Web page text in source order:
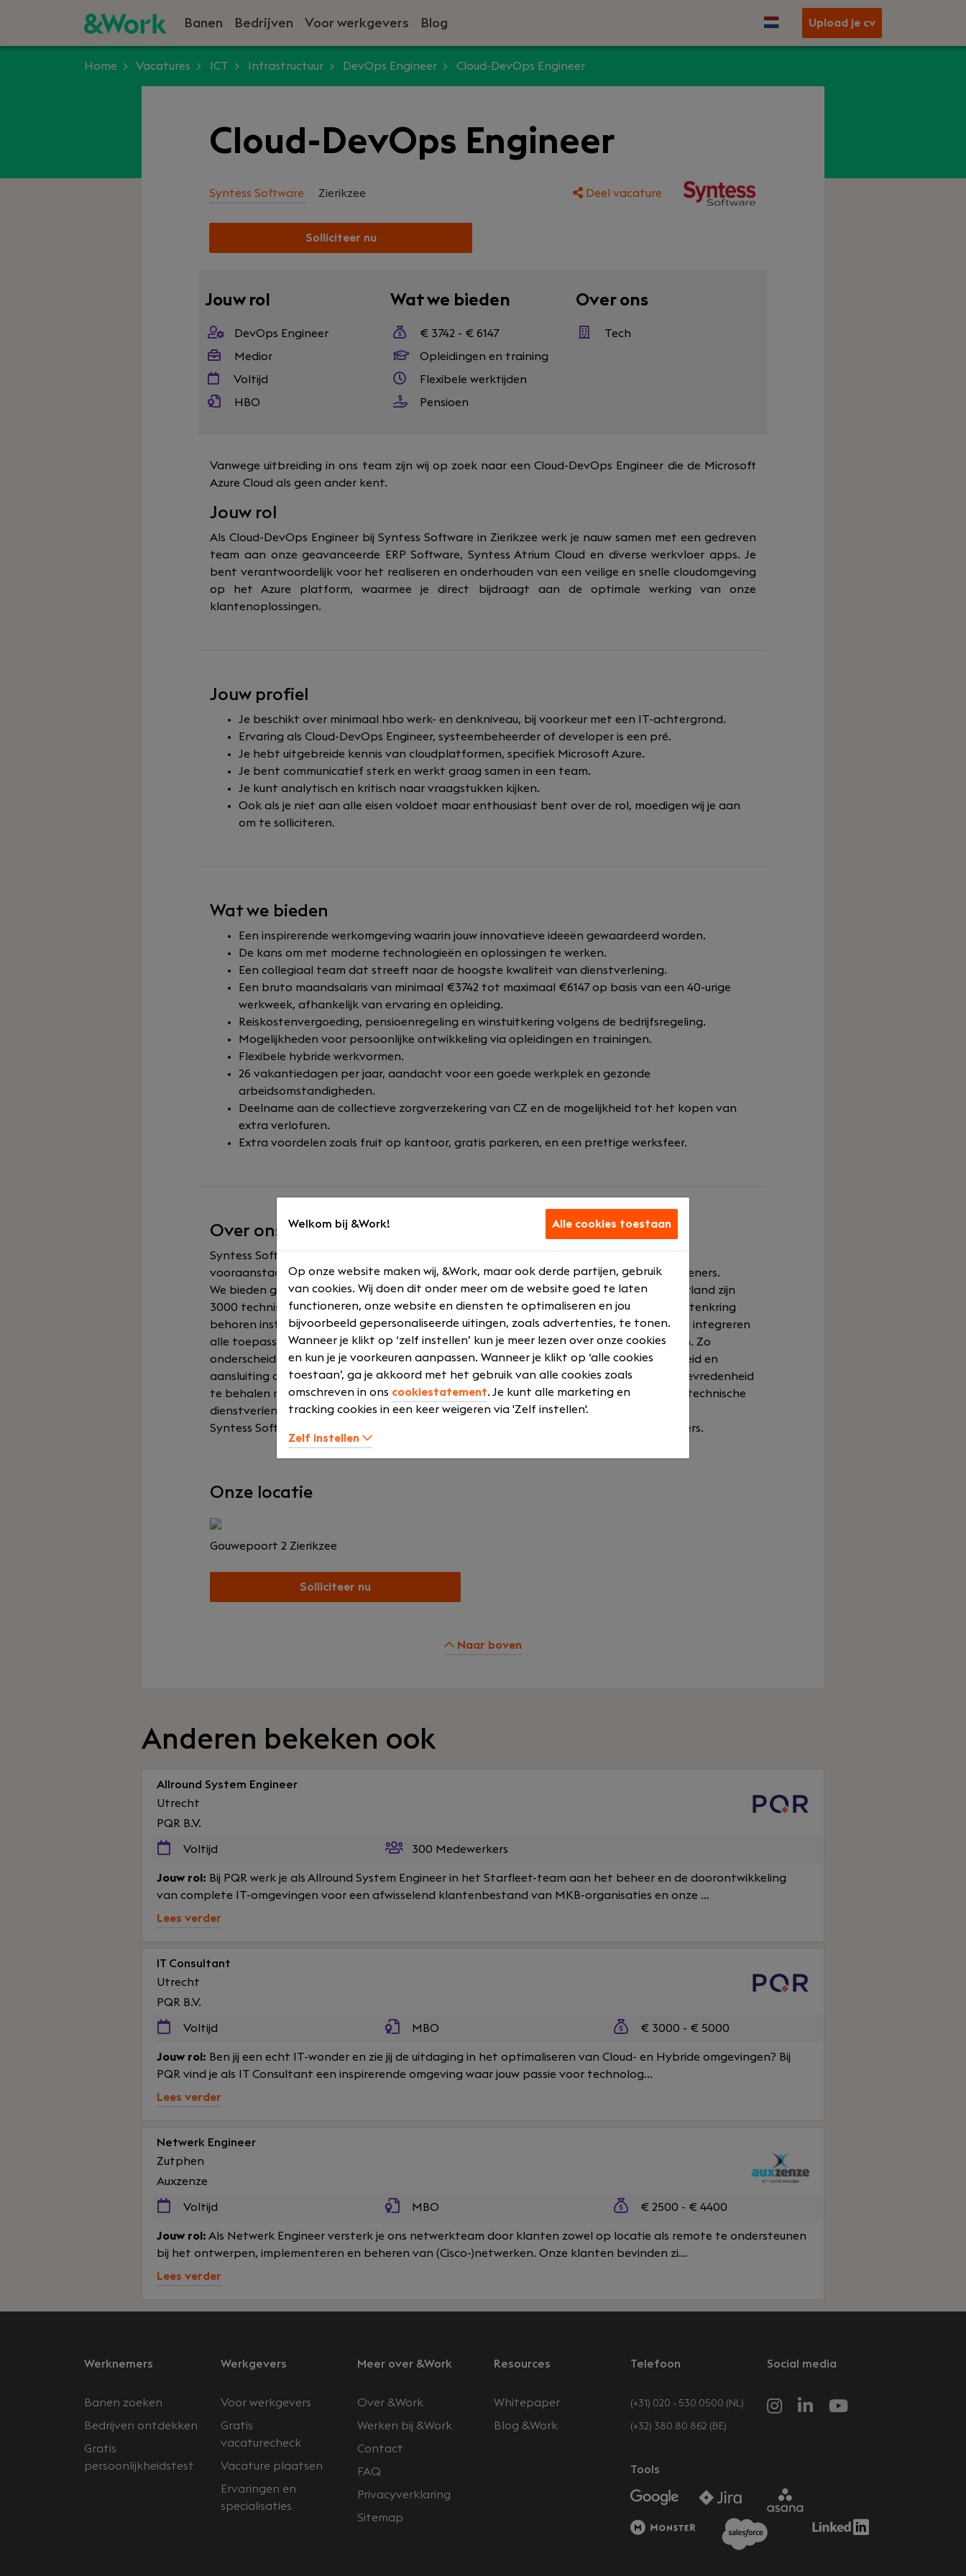
Banen Bedrijven Voor werkgevers Blog Upload je cv
Home Vacatures ICT Infrastructuur DevOps Engineer Cloud-DevOps Engineer
Cloud-DevOps Engineer
Syntess Software Zierikzee Deel vacature
Solliciteer nu
Jouw rol
DevOps Engineer
Medior
Voltijd
HBO
Wat we bieden
€ 3742 - € 6147
Opleidingen en training
Flexibele werktijden
Pensioen
Over ons
Tech
Vanwege uitbreiding in ons team zijn wij op zoek naar een Cloud-DevOps Engineer die de Microsoft
Azure Cloud als geen ander kent.
Jouw rol
Als Cloud-DevOps Engineer bij Syntess Software in Zierikzee werk je nauw samen met een gedreven
team aan onze geavanceerde ERP Software, Syntess Atrium Cloud en diverse werkvloer apps. Je
bent verantwoordelijk voor het realiseren en onderhouden van een veilige en snelle cloudomgeving
op het Azure platform, waarmee je direct bijdraagt aan de optimale werking van onze
klantenoplossingen.
Jouw profiel
Je beschikt over minimaal hbo werk- en denkniveau, bij voorkeur met een IT-achtergrond.
Ervaring als Cloud-DevOps Engineer, systeembeheerder of developer is een pré.
Je hebt uitgebreide kennis van cloudplatformen, specifiek Microsoft Azure.
Je bent communicatief sterk en werkt graag samen in een team.
Je kunt analytisch en kritisch naar vraagstukken kijken.
Ook als je niet aan alle eisen voldoet maar enthousiast bent over de rol, moedigen wij je aan
om te solliciteren.
Wat we bieden
Een inspirerende werkomgeving waarin jouw innovatieve ideeën gewaardeerd worden.
De kans om met moderne technologieën en oplossingen te werken.
Een collegiaal team dat streeft naar de hoogste kwaliteit van dienstverlening.
Een bruto maandsalaris van minimaal €3742 tot maximaal €6147 op basis van een 40-urige
werkweek, afhankelijk van ervaring en opleiding.
Reiskostenvergoeding, pensioenregeling en winstuitkering volgens de bedrijfsregeling.
Mogelijkheden voor persoonlijke ontwikkeling via opleidingen en trainingen.
Flexibele hybride werkvormen.
26 vakantiedagen per jaar, aandacht voor een goede werkplek en gezonde
arbeidsomstandigheden.
Deelname aan de collectieve zorgverzekering van CZ en de mogelijkheid tot het kopen van
extra verlofuren.
Extra voordelen zoals fruit op kantoor, gratis parkeren, en een prettige werksfeer.
Over ons
Syntess Software is producent van ERP- en mobiele software en speelt al 27 jaar een
vooraanstaande rol wanneer het gaat om de automatisering van technische dienstverleners.
We bieden geïntegreerde software voor kleine, middelgrote en grote bedrijven. In Nederland zijn
3000 technische dienstverleners werkzaam met onze softwareproducten. Tot onze klantenkring
behoren installatiebedrijven, bedrijven uit de (af) bouwsector en nautische bedrijven. We integreren
alle toepassingen, van artikelbeheer tot en met financiële administratie, in één systeem. Zo
onderscheiden onze producten zich door hun eenvoud, transparantie, branchegerichtheid en
aansluiting op de praktijk. Onze doelstelling is dan ook om de hoogste mate van klanttevredenheid
te behalen met de beste logistieke en administratieve software voor bouwbedrijven en technische
dienstverleners.
Syntess Software heeft vestigingen in Zierikzee en Gorinchem met totaal 110 medewerkers.
Onze locatie
Gouwepoort 2 Zierikzee
Solliciteer nu
Naar boven
Anderen bekeken ook
Allround System Engineer
Utrecht
PQR B.V.
Voltijd 300 Medewerkers
Jouw rol: Bij PQR werk je als Allround System Engineer in het Starfleet-team aan het beheer en de doorontwikkeling
van complete IT-omgevingen voor een afwisselend klantenbestand van MKB-organisaties en onze ...
Lees verder
IT Consultant
Utrecht
PQR B.V.
Voltijd MBO € 3000 - € 5000
Jouw rol: Ben jij een echt IT-wonder en zie jij de uitdaging in het optimaliseren van Cloud- en Hybride omgevingen? Bij
PQR vind je als IT Consultant een inspirerende omgeving waar jouw passie voor technolog...
Lees verder
Netwerk Engineer
Zutphen
Auxzenze
Voltijd MBO € 2500 - € 4400
Jouw rol: Als Netwerk Engineer versterk je ons netwerkteam door klanten zowel op locatie als remote te ondersteunen
bij het ontwerpen, implementeren en beheren van (Cisco-)netwerken. Onze klanten bevinden zi...
Lees verder
Werknemers
Banen zoeken
Bedrijven ontdekken
Gratis
persoonlijkheidstest
Werkgevers
Voor werkgevers
Gratis
vacaturecheck
Vacature plaatsen
Ervaringen en
specialisaties
Meer over &Work
Over &Work
Werken bij &Work
Contact
FAQ
Privacyverklaring
Sitemap
Resources
Whitepaper
Blog &Work
Telefoon
(+31) 020 - 530 0500 (NL)
(+32) 380 80 862 (BE)
Social media
Tools
Welkom bij &Work! Alle cookies toestaan
Op onze website maken wij, &Work, maar ook derde partijen, gebruik
van cookies. Wij doen dit onder meer om de website goed te laten
functioneren, onze website en diensten te optimaliseren en jou
bijvoorbeeld gepersonaliseerde uitingen, zoals advertenties, te tonen.
Wanneer je klikt op ‘zelf instellen’ kun je meer lezen over onze cookies
en kun je je voorkeuren aanpassen. Wanneer je klikt op ‘alle cookies
toestaan’, ga je akkoord met het gebruik van alle cookies zoals
omschreven in ons cookiestatement. Je kunt alle marketing en
tracking cookies in een keer weigeren via 'Zelf instellen'.
Zelf instellen